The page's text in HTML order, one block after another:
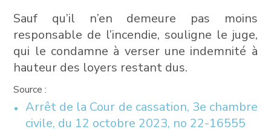
Sauf qu’il n’en demeure pas moins
responsable de l’incendie, souligne le juge,
qui le condamne à verser une indemnité à
hauteur des loyers restant dus.
Source :
Arrêt de la Cour de cassation, 3e chambre
civile, du 12 octobre 2023, no 22-16555